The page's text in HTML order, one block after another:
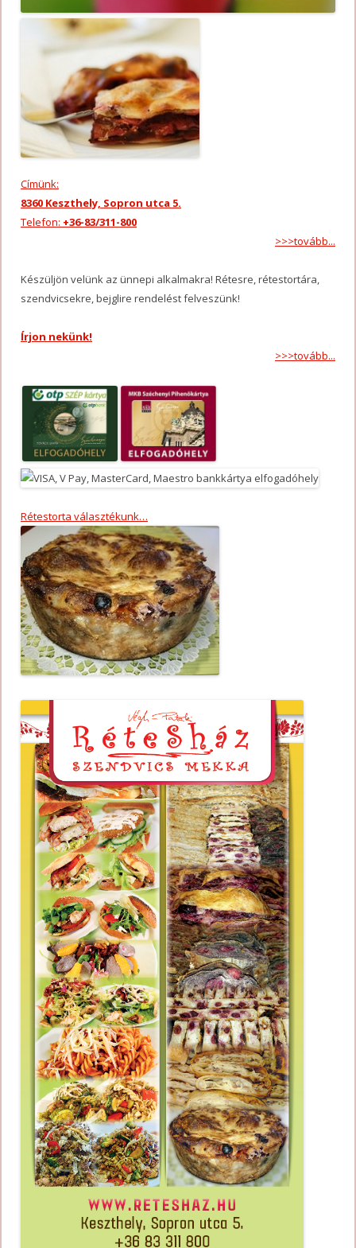
Címünk:
8360 Keszthely, Sopron utca 5.
Telefon: +36-83/311-800
>>>tovább...
Készüljön velünk az ünnepi alkalmakra! Rétesre, rétestortára,
szendvicsekre, bejglire rendelést felveszünk!
Írjon nekünk!
>>>tovább...
Rétestorta választékunk…